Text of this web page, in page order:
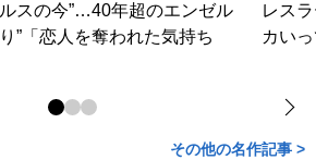
スの今”…40年超のエンゼル
”「恋人を奪われた気持ち
レス
カい
その他の名作記事 >